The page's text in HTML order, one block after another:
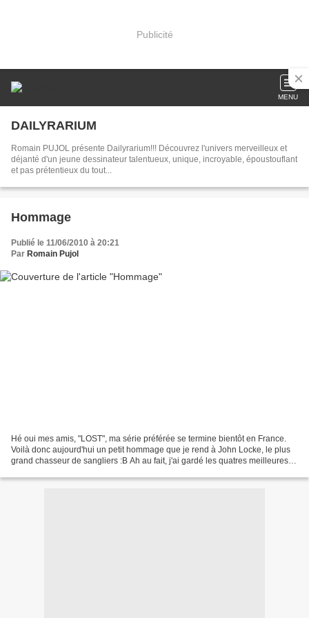
Publicité
MENU
DAILYRARIUM
Romain PUJOL présente Dailyrarium!!! Découvrez l'univers merveilleux et
déjanté d'un jeune dessinateur talentueux, unique, incroyable, époustouflant
et pas prétentieux du tout...
Hommage
Publié le 11/06/2010 à 20:21
Par Romain Pujol
Hé oui mes amis, "LOST", ma série préférée se termine bientôt en France.
Voilà donc aujourd'hui un petit hommage que je rend à John Locke, le plus
grand chasseur de sangliers :B Ah au fait, j'ai gardé les quatres meilleures